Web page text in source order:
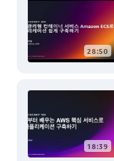
28:50
18:39